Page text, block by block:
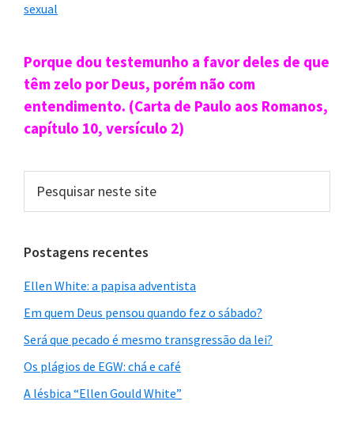
sexual
Sidebar
primária
Porque dou testemunho a favor deles de que
têm zelo por Deus, porém não com
entendimento. (Carta de Paulo aos Romanos,
capítulo 10, versículo 2)
neste
Postagens recentes
Ellen White: a papisa adventista
Em quem Deus pensou quando fez o sábado?
Será que pecado é mesmo transgressão da lei?
Os plágios de EGW: chá e café
A lésbica “Ellen Gould White”